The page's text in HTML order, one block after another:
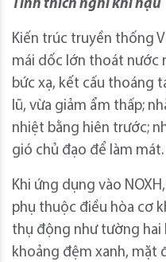
Tính thích nghi khí hậu
Kiến trúc truyền thống
mái dốc lớn thoát nước
bức xạ, kết cấu thoáng
lũ, vừa giảm ẩm thấp;
nhiệt bằng hiên trước;
gió chủ đạo để làm mát.
Khi ứng dụng vào
phụ thuộc điều hòa cơ
thụ động như tường hai
khoảng đệm xanh, mặt